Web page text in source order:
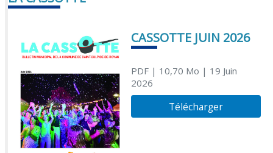
CASSOTTE JUIN 2026
PDF| 10,70 Mo | 19 Juin
2026
Télécharger